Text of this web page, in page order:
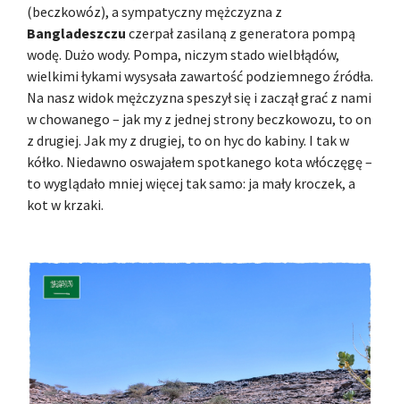
(beczkowóz), a sympatyczny mężczyzna z
Bangladeszczu czerpał zasilaną z generatora pompą
wodę. Dużo wody. Pompa, niczym stado wielbłądów,
wielkimi łykami wysysała zawartość podziemnego źródła.
Na nasz widok mężczyzna speszył się i zaczął grać z nami
w chowanego – jak my z jednej strony beczkowozu, to on
z drugiej. Jak my z drugiej, to on hyc do kabiny. I tak w
kółko. Niedawno oswajałem spotkanego kota włóczęgę –
to wyglądało mniej więcej tak samo: ja mały kroczek, a
kot w krzaki.